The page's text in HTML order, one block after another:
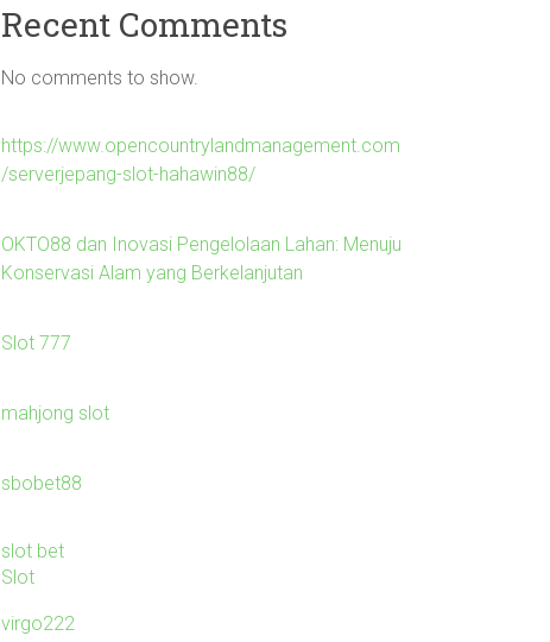
Recent Comments
No comments to show.
https://www.opencountrylandmanagement.com
/serverjepang-slot-hahawin88/
OKTO88 dan Inovasi Pengelolaan Lahan: Menuju
Konservasi Alam yang Berkelanjutan
Slot 777
mahjong slot
sbobet88
slot bet
Slot
virgo222